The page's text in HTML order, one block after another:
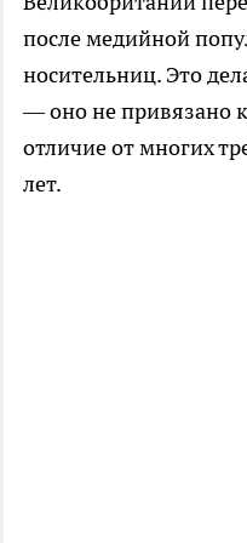
после медийной
носительниц. Это
— оно не привязано
отличие от многих
лет.